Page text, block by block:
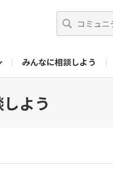
みんなに相談しよう
よう